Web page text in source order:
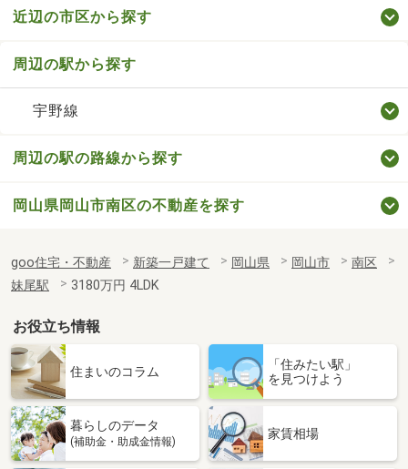
近辺の市区から探す
周辺の駅から探す
宇野線
周辺の駅の路線から探す
岡山県岡山市南区の不動産を探す
goo住宅・不動産 新築一戸建て 岡山県 岡山市
南区
妹尾駅
3180万円 4LDK
お役立ち情報
住まいのコラム
「住みたい駅」
を見つけよう
暮らしのデータ
(補助金・助成金情報)
家賃相場